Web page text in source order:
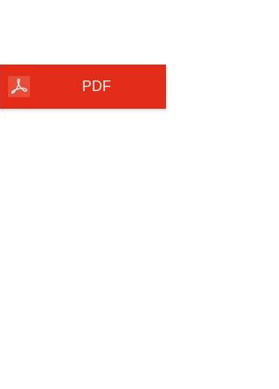
el contenido de la página
PDF